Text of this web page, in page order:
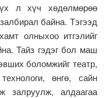
л хүч хөдөлмөрөө
байна. Тэгээд
олныхоо итгэлийг
Тайз гэдэг бол маш
боломжийг театр,
өнгө, сайн
залруулж, алдаагаа